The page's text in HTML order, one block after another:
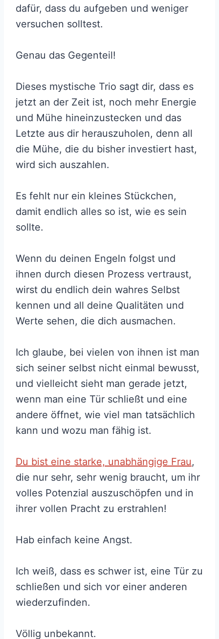
dafür, dass du aufgeben und weniger
versuchen solltest.
Genau das Gegenteil!
Dieses mystische Trio sagt dir, dass es
jetzt an der Zeit ist, noch mehr Energie
und Mühe hineinzustecken und das
Letzte aus dir herauszuholen, denn all
die Mühe, die du bisher investiert hast,
wird sich auszahlen.
Es fehlt nur ein kleines Stückchen,
damit endlich alles so ist, wie es sein
sollte.
Wenn du deinen Engeln folgst und
ihnen durch diesen Prozess vertraust,
wirst du endlich dein wahres Selbst
kennen und all deine Qualitäten und
Werte sehen, die dich ausmachen.
Ich glaube, bei vielen von ihnen ist man
sich seiner selbst nicht einmal bewusst,
und vielleicht sieht man gerade jetzt,
wenn man eine Tür schließt und eine
andere öffnet, wie viel man tatsächlich
kann und wozu man fähig ist.
Du bist eine starke, unabhängige Frau,
die nur sehr, sehr wenig braucht, um ihr
volles Potenzial auszuschöpfen und in
ihrer vollen Pracht zu erstrahlen!
Hab einfach keine Angst.
Ich weiß, dass es schwer ist, eine Tür zu
schließen und sich vor einer anderen
wiederzufinden.
Völlig unbekannt.